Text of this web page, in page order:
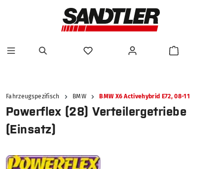
Fahrzeugspezifisch BMW BMW X6 Activehybrid E72, 08-11
Powerflex (28) Verteilergetriebe
(Einsatz)